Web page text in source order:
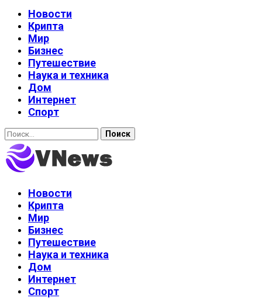
Новости
Крипта
Мир
Бизнес
Путешествие
Наука и техника
Дом
Интернет
Спорт
Найти:
Новости
Крипта
Мир
Бизнес
Путешествие
Наука и техника
Дом
Интернет
Спорт